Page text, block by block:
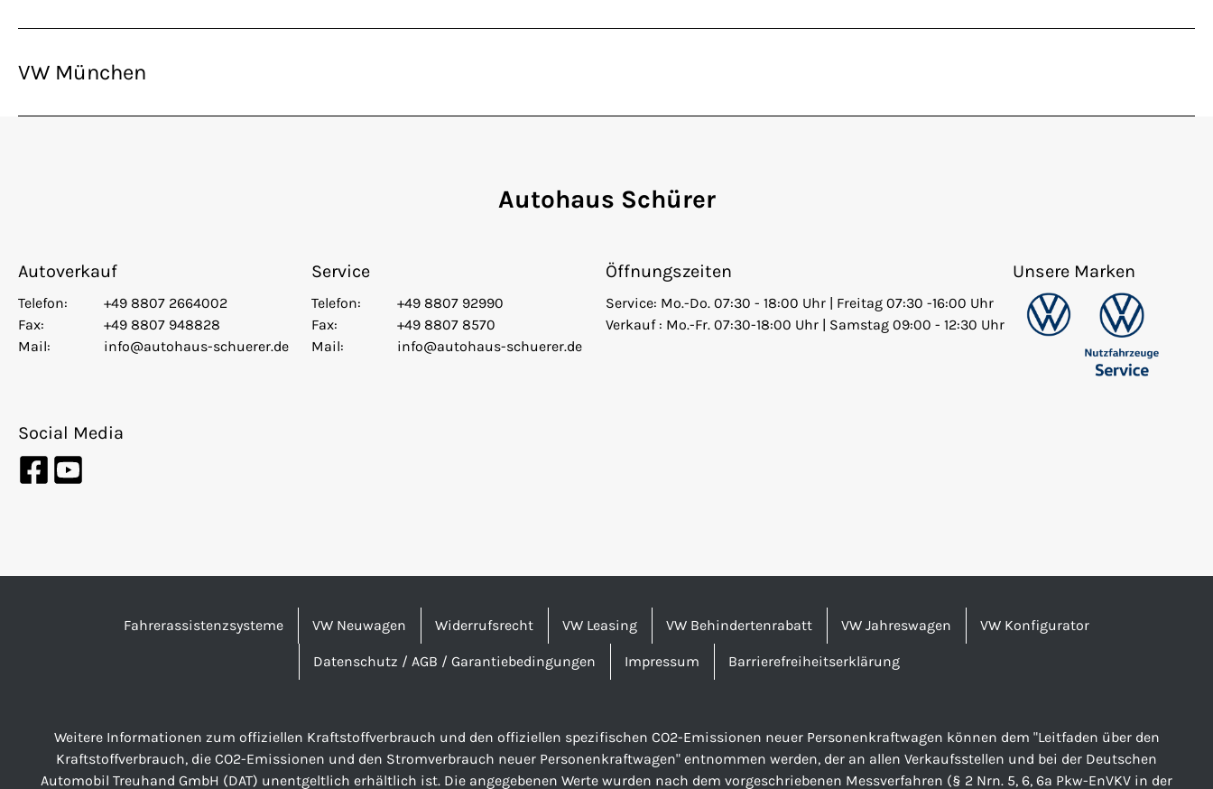
VW München
Autohaus Schürer
Autoverkauf
Telefon:
+49 8807 2664002
Fax:
+49 8807 948828
Mail:
info@autohaus-schuerer.de
Service
Telefon:
+49 8807 92990
Fax:
+49 8807 8570
Mail:
info@autohaus-schuerer.de
Öffnungszeiten
Service: Mo.-Do. 07:30 - 18:00 Uhr | Freitag 07:30 -16:00 Uhr
Verkauf : Mo.-Fr. 07:30-18:00 Uhr | Samstag 09:00 - 12:30 Uhr
Unsere Marken
Social Media
Fahrerassistenzsysteme VW Neuwagen Widerrufsrecht VW Leasing VW Behindertenrabatt VW Jahreswagen VW Konfigurator
Datenschutz / AGB / Garantiebedingungen Impressum Barrierefreiheitserklärung
Weitere Informationen zum offiziellen Kraftstoffverbrauch und den offiziellen spezifischen CO2-Emissionen neuer Personenkraftwagen können dem "Leitfaden über den
Kraftstoffverbrauch, die CO2-Emissionen und den Stromverbrauch neuer Personenkraftwagen" entnommen werden, der an allen Verkaufsstellen und bei der Deutschen
Automobil Treuhand GmbH (DAT) unentgeltlich erhältlich ist. Die angegebenen Werte wurden nach dem vorgeschriebenen Messverfahren (§ 2 Nrn. 5, 6, 6a Pkw-EnVKV in der